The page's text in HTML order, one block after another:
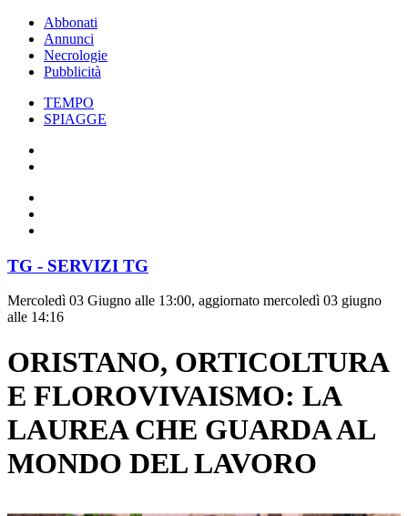
Abbonati
Annunci
Necrologie
Pubblicità
TEMPO
SPIAGGE
TG - SERVIZI TG
Mercoledì 03 Giugno alle 13:00, aggiornato mercoledì 03 giugno
alle 14:16
ORISTANO, ORTICOLTURA
E FLOROVIVAISMO: LA
LAUREA CHE GUARDA AL
MONDO DEL LAVORO